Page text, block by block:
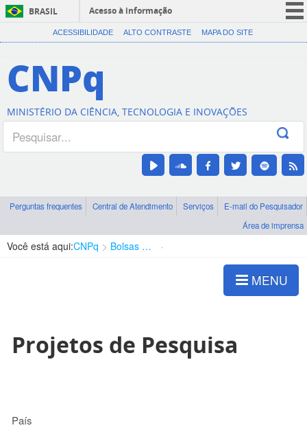
BRASIL
Acesso à informação
CORONAVÍRUS (COVID-19)
Canais
ACESSIBILIDADE ALTO CONTRASTE MAPA DO SITE
CNPq
MINISTÉRIO DA CIÊNCIA, TECNOLOGIA E INOVAÇÕES
Perguntas frequentes Central de Atendimento Serviços
E-mail do Pesquisador
Área de imprensa
Você está aqui:CNPq Bolsas e Auxílios Vigentes
MENU
Projetos de Pesquisa
País